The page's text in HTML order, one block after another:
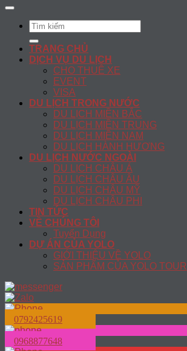
Search
for:
TRANG CHỦ
DỊCH VỤ DU LỊCH
CHO THUÊ XE
EVENT
VISA
DU LỊCH TRONG NƯỚC
DU LỊCH MIỀN BẮC
DU LỊCH MIỀN TRUNG
DU LỊCH MIỀN NAM
DU LỊCH HÀNH HƯƠNG
DU LỊCH NƯỚC NGOÀI
DU LỊCH CHÂU Á
DU LỊCH CHÂU ÂU
DU LỊCH CHÂU MỸ
DU LỊCH CHÂU PHI
TIN TỨC
VỀ CHÚNG TÔI
Tuyển Dụng
DỰ ÁN CỦA YOLO
GIỚI THIỆU VỀ YOLO
SẢN PHẨM CỦA YOLO TOUR
0792425619
0968877648